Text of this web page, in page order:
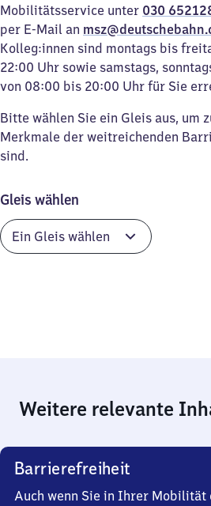
Mobilitätsservice unter 030
per E-Mail an
Kolleg:innen sind montags bis
22:00 Uhr sowie samstags,
von 08:00 bis 20:00 Uhr für Sie
Bitte wählen Sie ein Gleis aus, um
Merkmale der weitreichenden
sind.
Gleis wählen
Weitere relevante
Barrierefreiheit
Auch wenn Sie in Ihrer Mobilität